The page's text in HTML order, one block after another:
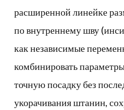
расширенной линейке
по внутреннему шву
как независимые
комбинировать
точную посадку без
укорачивания штанин,